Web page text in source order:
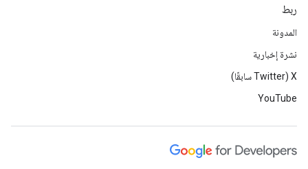
ربط
المدونة
نشرة إخبارية
‫X ‏(Twitter سابقًا)
YouTube